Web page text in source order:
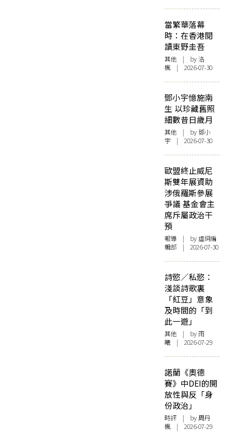
當繁華落幕
時：在香港閱
讀東野圭吾
其他 | by洛
楓 | 2026-07-30
鄧小宇憶施南
生 以珍藏舊照
細數昔日歲月
其他 | by 鄧小
宇 | 2026-07-30
歐盟終止威尼
斯雙年展資助
涉俄羅斯參展
爭議 基金會主
席斥屬政治干
預
報導 | by 虛詞編
輯部 | 2026-07-30
詩慾／私慾：
淺談詩歌裏
「紅豆」意象
及時間的「到
此一遊」
其他 | by 雨
曦 | 2026-07-29
諾蘭《奧德
賽》中DEI的開
放性與反「身
份政治」
時評 | by周丹
楓 | 2026-07-29